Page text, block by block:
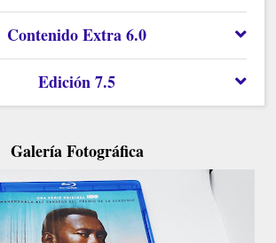
Contenido Extra 6.0
Edición 7.5
Galería Fotográfica